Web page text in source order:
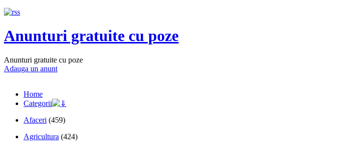
Anunturi gratuite cu poze
Anunturi gratuite cu poze
Adauga un anunt
Home
Categorii
Afaceri (459)
Agricultura (424)